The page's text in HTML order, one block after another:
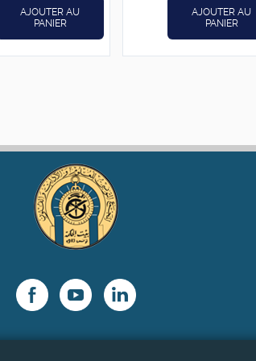
AJOUTER AU
PANIER
AJOUTER AU
PANIER